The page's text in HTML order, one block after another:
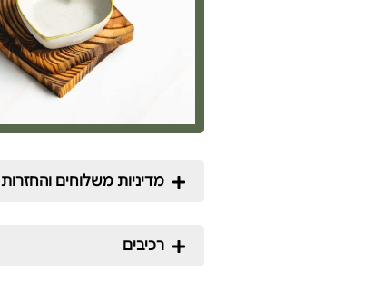
מדיניות משלוחים והחזרות
רכיבים